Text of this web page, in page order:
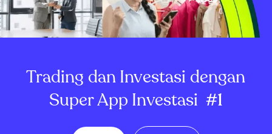
Trading dan Investasi dengan
Super App Investasi #1